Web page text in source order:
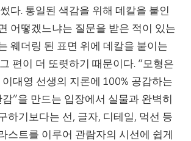
다. 통일된 색감을 위해 데칼을 붙인
어떻겠느냐는 질문을 받은 적이 있는
웨더링 된 표면 위에 데칼을 붙이는
편이 더 또렷하기 때문이다. “모형은
대영 선생의 지론에 100% 공감하는
”을 만드는 입장에서 실물과 완벽히
하기보다는 선, 글자, 디테일, 먹선 등
스트를 이루어 관람자의 시선에 쉽게